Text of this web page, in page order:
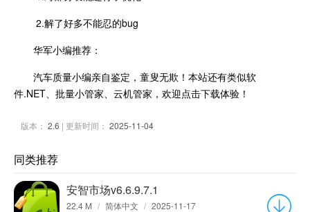
2.解了好多不能忍的bug
华军小编推荐：
汽车质量小编亲自鉴定，童叟无欺！本站还有类似软
件.NET、批量小管家、云机管家，欢迎点击下载体验！
版本： 2.6 | 更新时间： 2025-11-04
同类推荐
安智市场v6.6.9.7.1
22.4 M / 简体中文 / 2025-11-17